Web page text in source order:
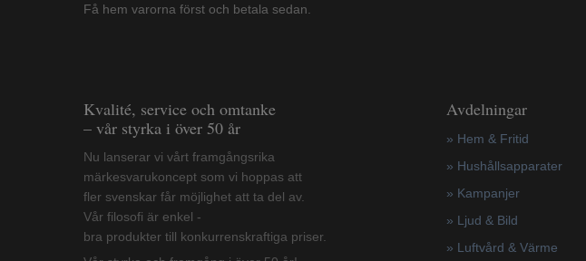
Få hem varorna först och betala sedan.
Kvalité, service och omtanke
– vår styrka i över 50 år
Nu lanserar vi vårt framgångsrika
märkesvarukoncept som vi hoppas att
fler svenskar får möjlighet att ta del av.
Vår filosofi är enkel -
bra produkter till konkurrenskraftiga priser.
Avdelningar
» Hem & Fritid
» Hushållsapparater
» Kampanjer
» Ljud & Bild
» Luftvård & Värme